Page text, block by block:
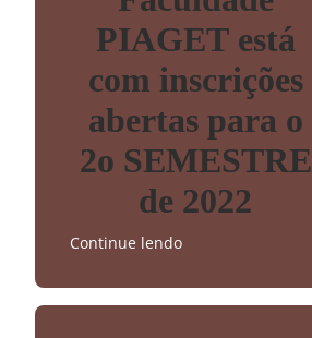
PIAGET está
com inscrições
abertas para o
2o SEMESTRE
de 2022
Continue lendo